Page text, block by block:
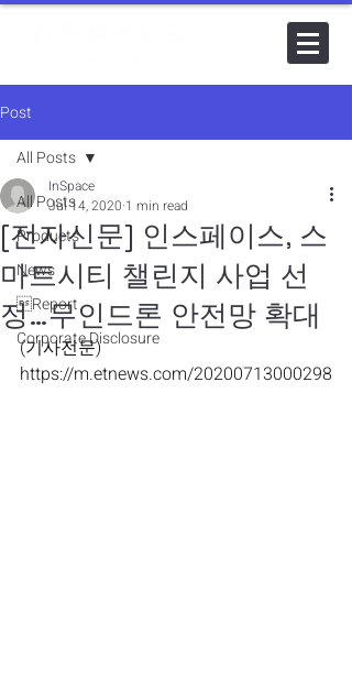
Post
All Posts
Products
News
Report
Corporate Disclosure
All Posts
[전자신문] 인스페이스, 스
마트시티 챌린지 사업 선
정…무인드론 안전망 확대
InSpace
Jul 14, 2020 1 min read
(기사전문)
https://m.etnews.com/20200713000298